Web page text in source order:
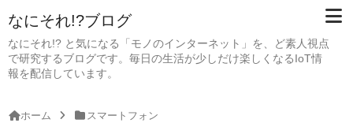
なにそれ!?ブログ
なにそれ!? と気になる「モノのインターネット」を、ど素人視点
で研究するブログです。毎日の生活が少しだけ楽しくなるIoT情
報を配信しています。
ホーム スマートフォン